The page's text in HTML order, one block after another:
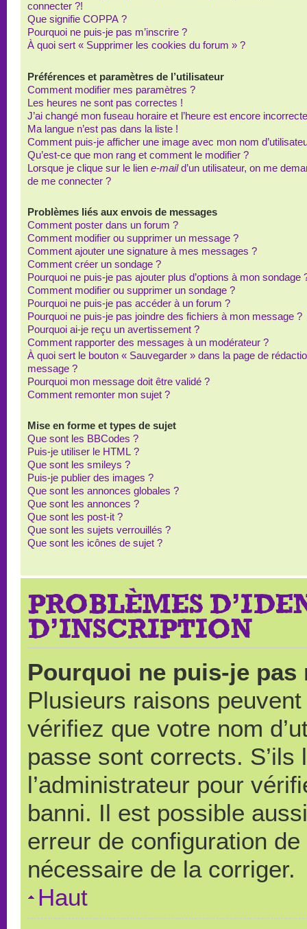
connecter ?!
Que signifie COPPA ?
Pourquoi ne puis-je pas m’inscrire ?
À quoi sert « Supprimer les cookies du forum » ?
Préférences et paramètres de l’utilisateur
Comment modifier mes paramètres ?
Les heures ne sont pas correctes !
J’ai changé mon fuseau horaire et l’heure est encore
Ma langue n’est pas dans la liste !
Comment puis-je afficher une image avec mon nom
Qu’est-ce que mon rang et comment le modifier ?
Lorsque je clique sur le lien e-maild’un utilisateur, on me
de me connecter ?
Problèmes liés aux envois de messages
Comment poster dans un forum ?
Comment modifier ou supprimer un message ?
Comment ajouter une signature à mes messages ?
Comment créer un sondage ?
Pourquoi ne puis-je pas ajouter plus d’options à mon sondage
Comment modifier ou supprimer un sondage ?
Pourquoi ne puis-je pas accéder à un forum ?
Pourquoi ne puis-je pas joindre des fichiers à mon message ?
Pourquoi ai-je reçu un avertissement ?
Comment rapporter des messages à un modérateur ?
À quoi sert le bouton « Sauvegarder » dans la page de
message ?
Pourquoi mon message doit être validé ?
Comment remonter mon sujet ?
Mise en forme et types de sujet
Que sont les BBCodes ?
Puis-je utiliser le HTML ?
Que sont les smileys ?
Puis-je publier des images ?
Que sont les annonces globales ?
Que sont les annonces ?
Que sont les post-it ?
Que sont les sujets verrouillés ?
Que sont les icônes de sujet ?
PROBLÈMES
D’INSCRIPTION
Pourquoi ne puis-je pas
Plusieurs raisons
vérifiez que votre nom
passe sont corrects.
l’administrateur pour
banni. Il est possible
erreur de configuration
nécessaire de la corriger.
Haut